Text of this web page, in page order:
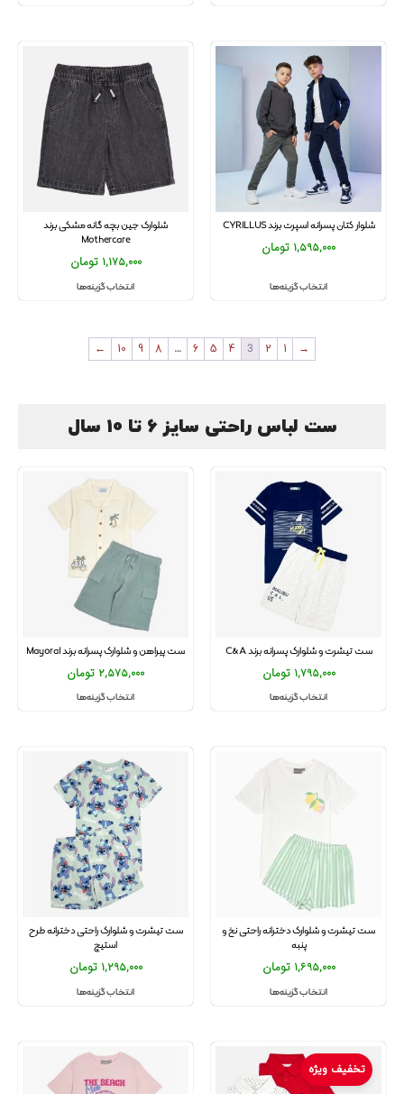
شلوار کتان پسرانه اسپرت برند CYRILLUS
1,595,000 تومان
انتخاب گزینه‌ها
شلوارک جین بچه گانه مشکی برند
Mothercare
1,175,000 تومان
انتخاب گزینه‌ها
→
1
2
3
4
5
6
…
8
9
10
←
ست لباس راحتی سایز 6 تا 10 سال
ست تیشرت و شلوارک پسرانه برند C&A
1,795,000 تومان
انتخاب گزینه‌ها
ست پیراهن و شلوارک پسرانه برند Mayoral
2,575,000 تومان
انتخاب گزینه‌ها
ست تیشرت و شلوارک دخترانه راحتی نخ و
پنبه
1,695,000 تومان
انتخاب گزینه‌ها
ست تیشرت و شلوارک راحتی دخترانه طرح
استیچ
1,295,000 تومان
انتخاب گزینه‌ها
تخفیف ویژه